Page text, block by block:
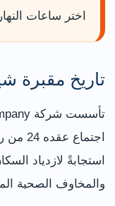
اختر ساعات
تاريخ مقبرة
استجابةً لازدياد
والمخاوف الصحية